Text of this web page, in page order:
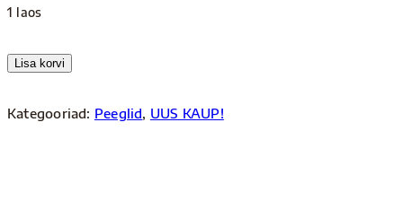
1 laos
Peegel
Lisa korvi
Kategooriad: Peeglid UUS KAUP!